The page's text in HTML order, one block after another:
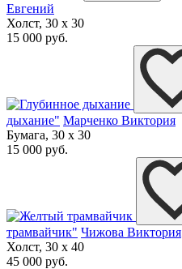
Евгений
Холст, 30 x 30
15 000 руб.
дыхание" Марченко Виктория
Бумага, 30 x 30
15 000 руб.
трамвайчик" Чижова Виктория
Холст, 30 x 40
45 000 руб.